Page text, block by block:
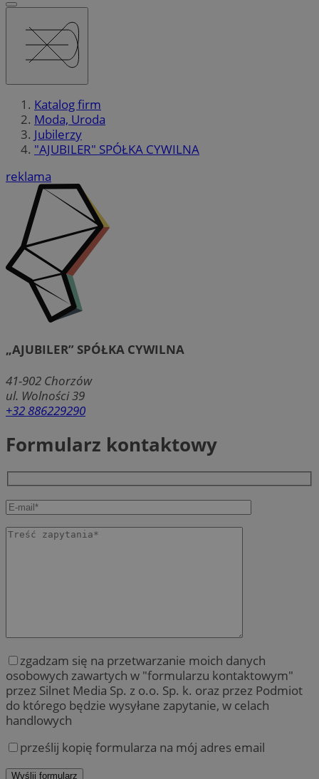
Katalog firm
Moda, Uroda
Jubilerzy
"AJUBILER" SPÓŁKA CYWILNA
reklama
„AJUBILER” SPÓŁKA CYWILNA
41-902 Chorzów
ul. Wolności 39
+32 886229290
Formularz kontaktowy
zgadzam się na przetwarzanie moich danych
osobowych zawartych w "formularzu kontaktowym"
przez Silnet Media Sp. z o.o. Sp. k. oraz przez Podmiot
do którego będzie wysyłane zapytanie, w celach
handlowych
prześlij kopię formularza na mój adres email